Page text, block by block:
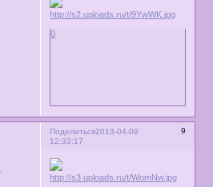
0
Поделиться 9
2013-04-09
12:33:17